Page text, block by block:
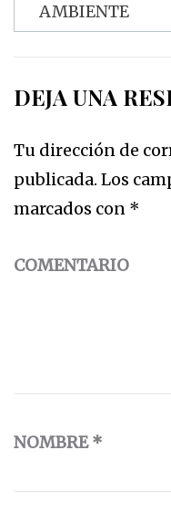
AMBIENTE
DEJA UNA
Tu dirección de
publicada. Los
marcados con *
COMENTARIO
NOMBRE*